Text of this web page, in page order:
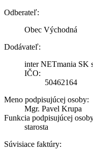
Odberateľ:
Obec Východná
Dodávateľ:
inter NETmania SK
IČO:
50462164
Meno podpisujúcej osoby:
Mgr. Pavel Krupa
Funkcia podpisujúcej
starosta
Súvisiace faktúry: